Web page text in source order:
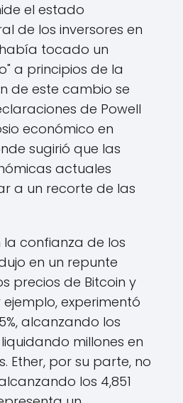
el estado
de los inversores en
tocado un
a principios de la
de este cambio se
de Powell
económico en
sugirió que las
actuales
a un recorte de las
la confianza de los
en un repunte
precios de Bitcoin y
ejemplo, experimentó
alcanzando los
liquidando millones en
Ether, por su parte, no
los 4,851